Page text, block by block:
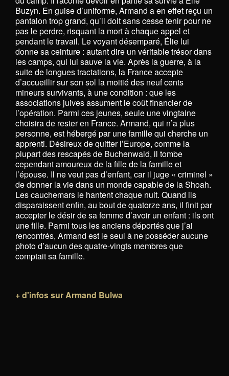
Buzyn. En guise d’uniforme, Armand a en effet reçu un
pantalon trop grand, qu’il doit sans cesse tenir pour ne
pas le perdre, risquant la mort à chaque appel et
pendant le travail. Le voyant désemparé, Élie lui
donne sa ceinture : autant dire un véritable trésor dans
les camps, qui lui sauve la vie. Après la guerre, à la
suite de longues tractations, la France accepte
d’accueillir sur son sol la moitié des neuf cents
mineurs survivants, à une condition : que les
associations juives assument le coût financier de
l’opération. Parmi ces jeunes, seule une vingtaine
choisira de rester en France. Armand, qui n’a plus
personne, est hébergé par une famille qui cherche un
apprenti. Désireux de quitter l’Europe, comme la
plupart des rescapés de Buchenwald, il tombe
cependant amoureux de la fille de la famille et
l’épouse. Il ne veut pas d’enfant, car il juge « criminel »
de donner la vie dans un monde capable de la Shoah.
Les cauchemars le hantent chaque nuit. Quand ils
disparaissent enfin, au bout de quatorze ans, il finit par
accepter le désir de sa femme d’avoir un enfant : ils ont
une fille. Parmi tous les anciens déportés que j’ai
rencontrés, Armand est le seul à ne posséder aucune
photo d’aucun des quatre-vingts membres que
comptait sa famille.
+ d'infos sur Armand Bulwa